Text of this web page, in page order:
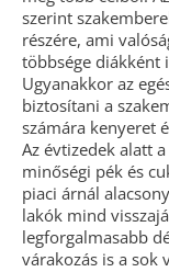
szerint
részére, ami
többsége diákként
Ugyanakkor az
biztosítani a
számára kenyeret
Az évtizedek alatt
minőségi pék és
piaci árnál
lakók mind
legforgalmasabb
várakozás is a sok